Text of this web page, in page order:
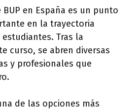
en España es un punto
en la trayectoria
Tras la
curso, se abren diversas
y profesionales que
de las opciones más